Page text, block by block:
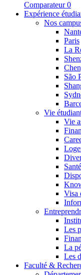
Comparateur 0
Expérience
Nos
Paris
La
São
Vie
Vie
Visa
Les
La
Les
Faculté &